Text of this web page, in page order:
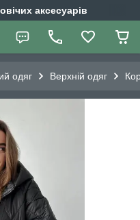
аксесуарів
одяг Верхній одяг